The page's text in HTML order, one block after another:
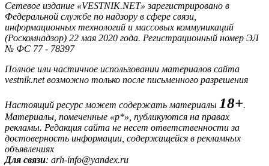
Сетевое издание «VESTNIK.NET» зарегистрировано в
Федеральной службе по надзору в сфере связи,
информационных технологий и массовых коммуникаций
(Роскомнадзор) 22 мая 2020 года. Регистрационный номер ЭЛ
№ ФС 77 - 78397
Полное или частичное использовании материалов сайта
vestnik.net возможно только после письменного разрешения
Настоящий ресурс может содержать материалы 18+.
Материалы, помеченные «р*», публикуются на правах
рекламы. Редакция сайта не несет ответственности за
достоверность информации, содержащейся в рекламных
объявлениях
Для связи: arh-info@yandex.ru